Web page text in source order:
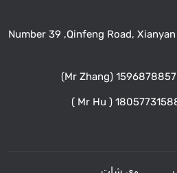
Number 39 ,Qinfeng Road,